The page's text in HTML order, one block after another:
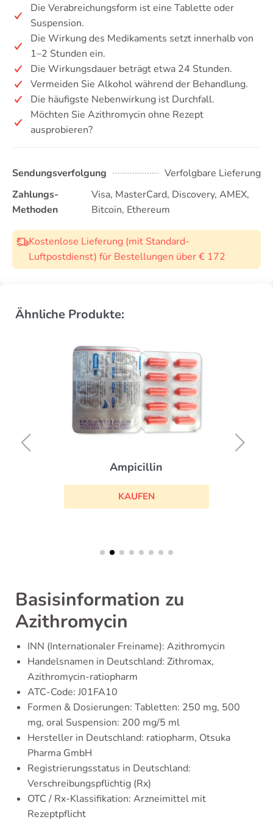
Die Verabreichungsform ist eine Tablette oder
Suspension.
Die Wirkung des Medikaments setzt innerhalb von
1–2 Stunden ein.
Die Wirkungsdauer beträgt etwa 24 Stunden.
Vermeiden Sie Alkohol während der Behandlung.
Die häufigste Nebenwirkung ist Durchfall.
Möchten Sie Azithromycin ohne Rezept
ausprobieren?
Sendungsverfolgung
Verfolgbare Lieferung
Zahlungs-
Methoden
Visa, MasterCard, Discovery, AMEX,
Bitcoin, Ethereum
Kostenlose Lieferung (mit Standard-
Luftpostdienst) für Bestellungen über € 172
Ähnliche Produkte:
Ampicillin
KAUFEN
Basisinformation zu
Azithromycin
INN (Internationaler Freiname): Azithromycin
Handelsnamen in Deutschland: Zithromax,
Azithromycin-ratiopharm
ATC-Code: J01FA10
Formen & Dosierungen: Tabletten: 250 mg, 500
mg, oral Suspension: 200 mg/5 ml
Hersteller in Deutschland: ratiopharm, Otsuka
Pharma GmbH
Registrierungsstatus in Deutschland:
Verschreibungspflichtig (Rx)
OTC / Rx-Klassifikation: Arzneimittel mit
Rezeptpflicht